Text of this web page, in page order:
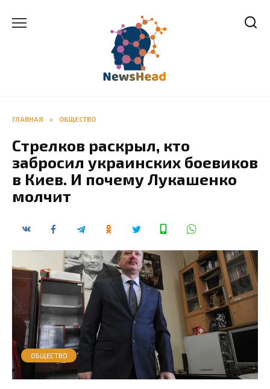
ГЛАВНАЯ » ОБЩЕСТВО
Стрелков раскрыл, кто
забросил украинских боевиков
в Киев. И почему Лукашенко
молчит
ОБЩЕСТВО